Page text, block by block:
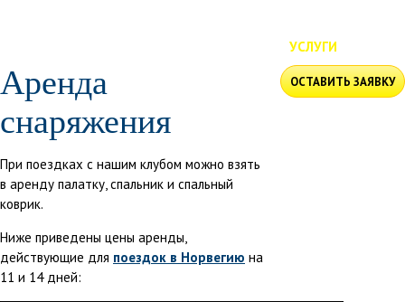
УСЛУГИ
ОСТАВИТЬ ЗАЯВКУ
Аренда
снаряжения
При поездках с нашим клубом можно взять
в аренду палатку, спальник и спальный
коврик.
Ниже приведены цены аренды,
действующие для поездок в Норвегию на
11 и 14 дней: